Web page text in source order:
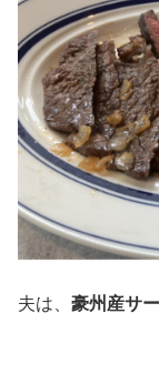
夫は、 豪州産サ